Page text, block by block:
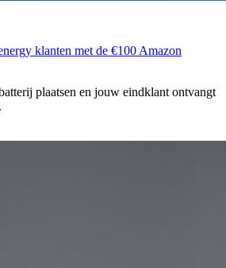
klanten met de €100 Amazon
plaatsen en jouw eindklant ontvangt